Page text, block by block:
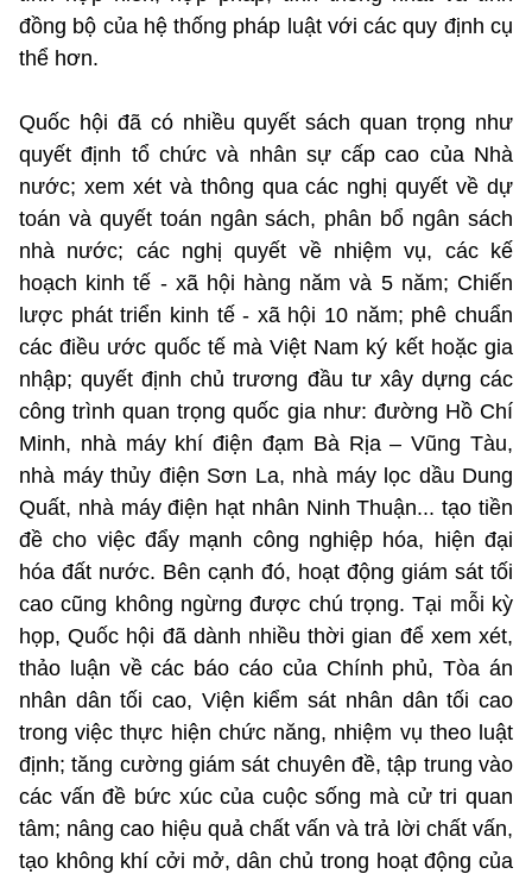
đồng bộ của hệ thống pháp luật với các quy định cụ
thể hơn.
Quốc hội đã có nhiều quyết sách quan trọng như
quyết định tổ chức và nhân sự cấp cao của Nhà
nước; xem xét và thông qua các nghị quyết về dự
toán và quyết toán ngân sách, phân bổ ngân sách
nhà nước; các nghị quyết về nhiệm vụ, các kế
hoạch kinh tế - xã hội hàng năm và 5 năm; Chiến
lược phát triển kinh tế - xã hội 10 năm; phê chuẩn
các điều ước quốc tế mà Việt Nam ký kết hoặc gia
nhập; quyết định chủ trương đầu tư xây dựng các
công trình quan trọng quốc gia như: đường Hồ Chí
Minh, nhà máy khí điện đạm Bà Rịa – Vũng Tàu,
nhà máy thủy điện Sơn La, nhà máy lọc dầu Dung
Quất, nhà máy điện hạt nhân Ninh Thuận... tạo tiền
đề cho việc đẩy mạnh công nghiệp hóa, hiện đại
hóa đất nước. Bên cạnh đó, hoạt động giám sát tối
cao cũng không ngừng được chú trọng. Tại mỗi kỳ
họp, Quốc hội đã dành nhiều thời gian để xem xét,
thảo luận về các báo cáo của Chính phủ, Tòa án
nhân dân tối cao, Viện kiểm sát nhân dân tối cao
trong việc thực hiện chức năng, nhiệm vụ theo luật
định; tăng cường giám sát chuyên đề, tập trung vào
các vấn đề bức xúc của cuộc sống mà cử tri quan
tâm; nâng cao hiệu quả chất vấn và trả lời chất vấn,
tạo không khí cởi mở, dân chủ trong hoạt động của